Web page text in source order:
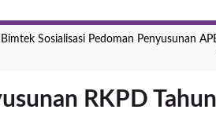
Bimtek Sosialisasi Pedoman Penyusunan
RKPD Tahun